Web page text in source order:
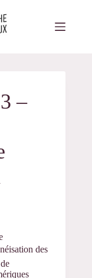
–
des